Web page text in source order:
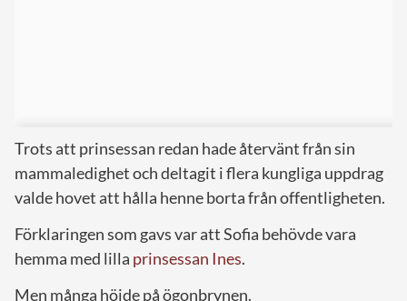
Trots att prinsessan redan hade återvänt från sin
mammaledighet och deltagit i flera kungliga uppdrag
valde hovet att hålla henne borta från offentligheten.
Förklaringen som gavs var att Sofia behövde vara
hemma med lilla prinsessan Ines.
Men många höjde på ögonbrynen.